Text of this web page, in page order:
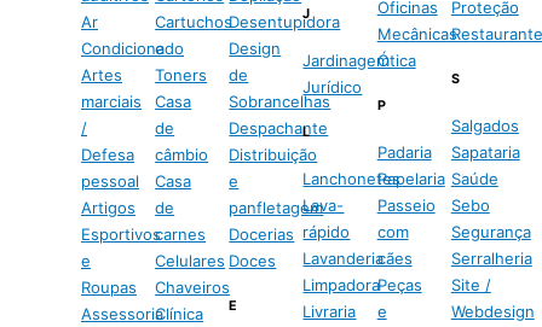
Ar
Condicionado
Artes
marciais
/
Defesa
pessoal
Artigos
Esportivos
e
Roupas
Assessoria
Cartuchos
e
Toners
Casa
de
câmbio
Casa
de
carnes
Celulares
Chaveiros
Clínica
Desentupidora
Design
de
Sobrancelhas
Despachante
Distribuição
e
panfletagem
Docerias
Doces
E
J
Jardinagem
Jurídico
L
Lanchonetes
Lava-
rápido
Lavanderia
Limpadora
Livraria
Oficinas
Mecânicas
Ótica
P
Padaria
Papelaria
Passeio
com
cães
Peças
e
Proteção
S
Salgados
Sapataria
Saúde
Sebo
Segurança
Serralheria
Site /
Webdesign